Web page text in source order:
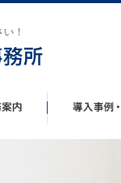
！